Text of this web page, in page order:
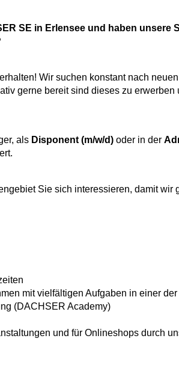
SE in Erlensee und haben
Wir suchen konstant nach
gerne bereit sind dieses zu
als Disponent (m/w/d) oder in der
Sie sich interessieren, damit wir
mit vielfältigen Aufgaben in einer
(DACHSER Academy)
und für Onlineshops durch